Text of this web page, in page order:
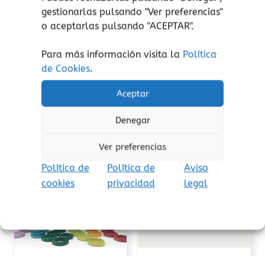
gestionarlas pulsando "Ver preferencias"
o aceptarlas pulsando "ACEPTAR".
Para más información visita la Política
de Cookies.
Aceptar
Denegar
Ver preferencias
Política de
cookies
Política de
privacidad
Aviso
legal
¡atención!No apto para peques menores de 3
años, peligro de asfixia por piezas pequeñas.
Aviso de seguridad:
juguete. Retire el embalaje antes de jugar.
de
desde
45,35€
Este
tiene
múltiples
se